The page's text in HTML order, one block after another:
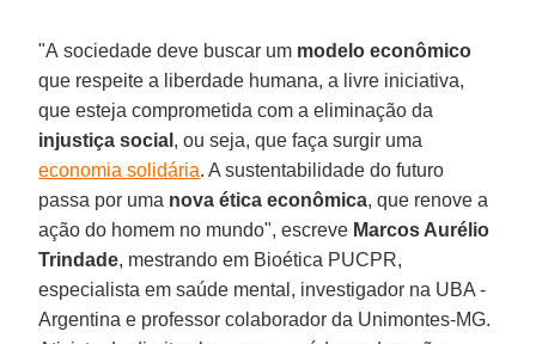
"A sociedade deve buscar um modelo econômico
que respeite a liberdade humana, a livre iniciativa,
que esteja comprometida com a eliminação da
injustiça social , ou seja, que faça surgir uma
economia solidária. A sustentabilidade do futuro
passa por uma nova ética econômica, que renove a
ação do homem no mundo", escreve Marcos Aurélio
Trindade, mestrando em Bioética PUCPR,
especialista em saúde mental, investigador na UBA -
Argentina e professor colaborador da Unimontes-MG.